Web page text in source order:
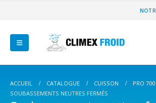
ACCUEIL CATALOGUE CUISSON
PRO 700
SOUBASSEMENTS NEUTRES FERMÉS